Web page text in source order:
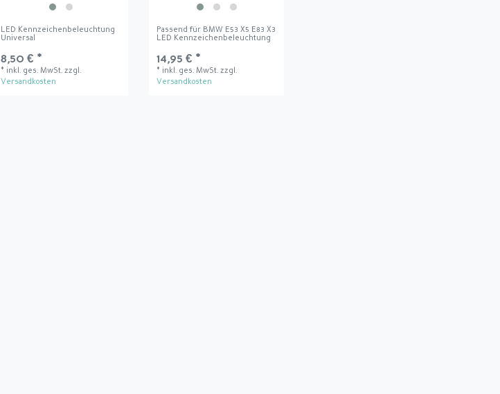
LED Kennzeichenbeleuchtung
Universal
8,50 € *
* inkl. ges. MwSt. zzgl.
Versandkosten
Passend für BMW E53 X5 E83 X3
LED Kennzeichenbeleuchtung
14,95 € *
* inkl. ges. MwSt. zzgl.
Versandkosten